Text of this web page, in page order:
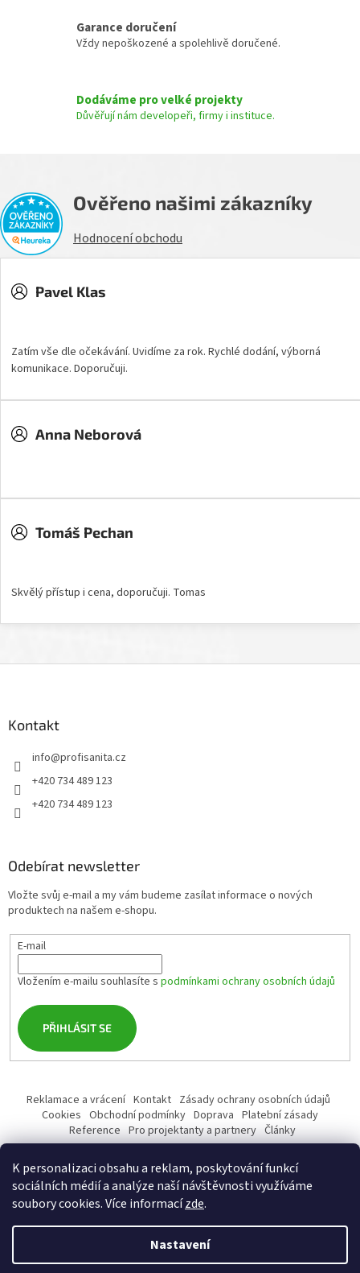
K personalizaci obsahu a reklam, poskytování funkcí
sociálních médií a analýze naší návštěvnosti využíváme
soubory cookies. Více informacízde.
Nastavení
s
Garance doručení
Vždy nepoškozené a spolehlivě doručené.
Dodáváme pro velké projekty
Důvěřují nám developeři, firmy i instituce.
Ověřeno našimi zákazníky
Hodnocení obchodu
Pavel Klas
Zatím vše dle očekávání. Uvidíme za rok. Rychlé dodání, výborná
komunikace. Doporučuji.
Anna Neborová
Tomáš Pechan
Skvělý přístup i cena, doporučuji. Tomas
Kontakt
info@profisanita.cz
+420 734 489 123
+420 734 489 123
Odebírat newsletter
Vložte svůj e-mail a my vám budeme zasílat informace o nových
produktech na našem e-shopu.
E-mail
Vložením e-mailu souhlasíte s podmínkami ochrany osobních údajů
PŘIHLÁSIT SE
Reklamace a vrácení Kontakt Zásady ochrany osobních údajů
Cookies Obchodní podmínky Doprava Platební zásady
Reference Pro projektanty a partnery Články